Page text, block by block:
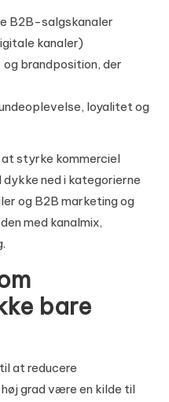
B2B-salgskanaler
kanaler)
brandposition, der
loyalitet og
styrke kommerciel
ned i kategorierne
og B2B marketing og
med kanalmix,
bare
at reducere
grad være en kilde til